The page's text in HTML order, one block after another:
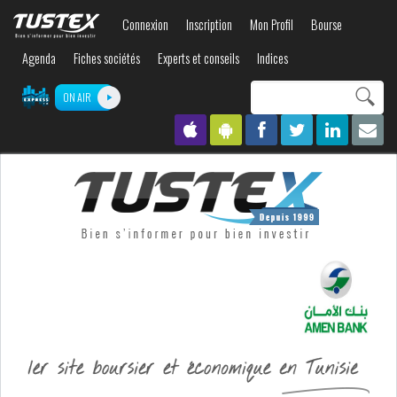
contenu
Connexion Inscription Mon Profil
Bourse
Agenda
Fiches sociétés Experts et conseils Indices
ON AIR
recherche